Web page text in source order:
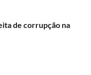
de corrupção na